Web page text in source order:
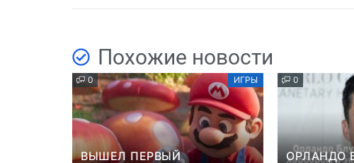
Похожие новости
0 ИГРЫ
ВЫШЕЛ ПЕРВЫЙ
0
ОРЛАНДО